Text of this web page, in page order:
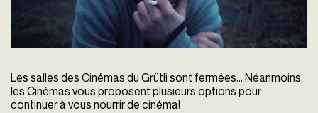
Les salles des Cinémas du Grütli sont fermées... Néanmoins,
les Cinémas vous proposent plusieurs options pour
continuer à vous nourrir de cinéma!